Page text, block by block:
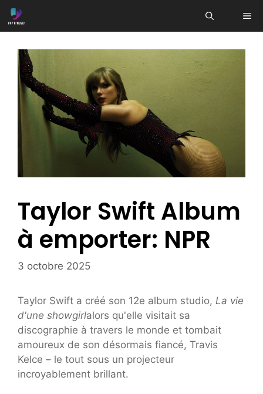
Aller
au
Taylor Swift Album
à emporter: NPR
3 octobre 2025
Taylor Swift a créé son 12e album studio, La vie
d'une showgirlalors qu'elle visitait sa
discographie à travers le monde et tombait
amoureux de son désormais fiancé, Travis
Kelce – le tout sous un projecteur
incroyablement brillant.